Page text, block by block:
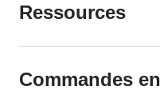
Ressources
Commandes